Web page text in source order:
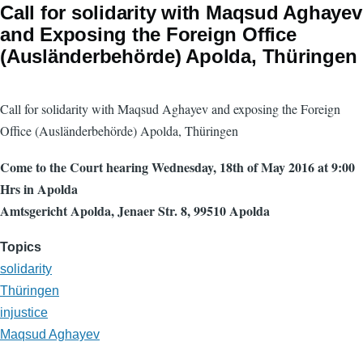
Call for solidarity with Maqsud Aghayev
and Exposing the Foreign Office
(Ausländerbehörde) Apolda, Thüringen
Call for solidarity with Maqsud Aghayev and exposing the Foreign
Office (Ausländerbehörde) Apolda, Thüringen
Come to the Court hearing Wednesday, 18th of May 2016 at 9:00
Hrs in Apolda
Amtsgericht Apolda, Jenaer Str. 8, 99510 Apolda
Topics
solidarity
Thüringen
injustice
Maqsud Aghayev